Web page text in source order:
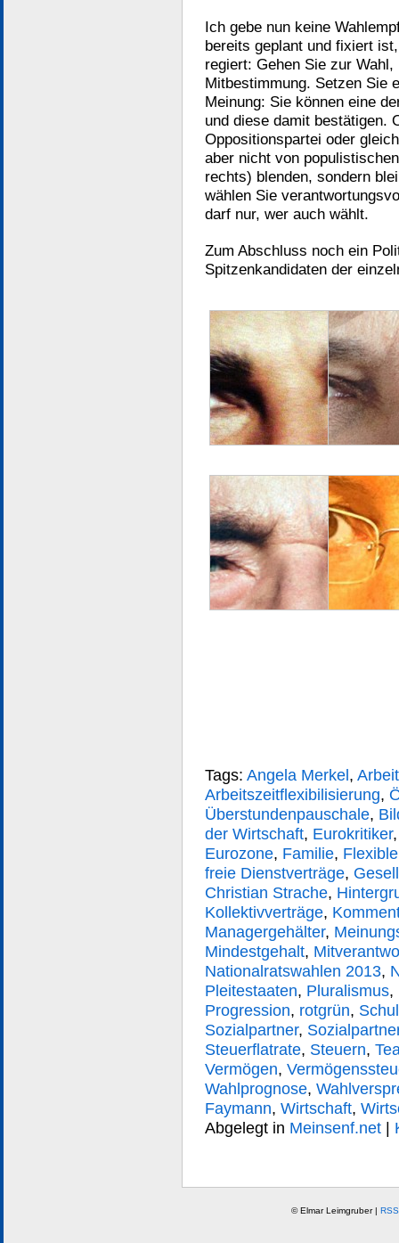
Ich gebe nun keine
bereits geplant und fixiert
regiert: Gehen Sie zur
Mitbestimmung. Setzen Sie
Meinung: Sie können eine
und diese damit bestätigen.
Oppositionspartei oder
aber nicht von
rechts) blenden, sondern
wählen Sie
darf nur, wer auch wählt.
Zum Abschluss noch ein
Spitzenkandidaten der
Tags: Angela Merkel, Arbeit
Arbeitszeitflexibilisierung,
Überstundenpauschale,
der Wirtschaft, Eurokritiker
Eurozone, Familie,
freie Dienstverträge,
Christian Strache,
Kollektivverträge,
Managergehälter,
Mindestgehalt,
Nationalratswahlen 2013,
Pleitestaaten, Pluralismus,
Progression, rotgrün,
Sozialpartner,
Steuerflatrate, Steuern,
Vermögen,
Wahlprognose,
Faymann, Wirtschaft,
Abgelegt in Meinsenf.net |
© Elmar Leimgruber |